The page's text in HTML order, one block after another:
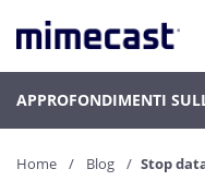
APPROFONDIMENTI
Home Blog Stop